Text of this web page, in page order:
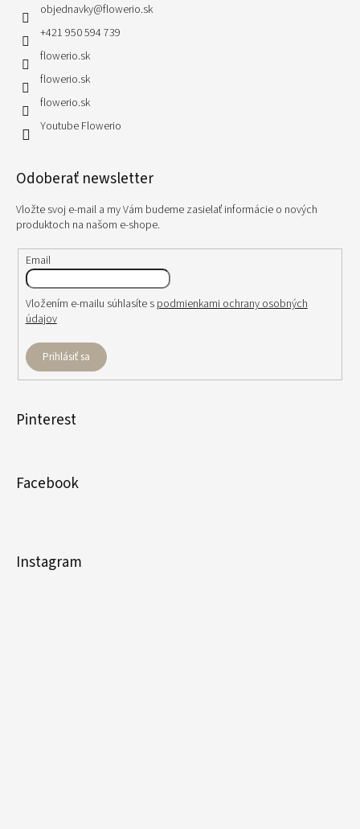
objednavky@flowerio.sk
+421 950 594 739
flowerio.sk
flowerio.sk
flowerio.sk
Youtube Flowerio
Odoberať newsletter
Vložte svoj e-mail a my Vám budeme zasielať informácie o nových
produktoch na našom e-shope.
Email
Vložením e-mailu súhlasíte s podmienkami ochrany osobných
údajov
Prihlásiť sa
Pinterest
Facebook
Instagram